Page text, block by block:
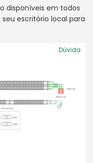
disponíveis em todos
escritório local para
Dúvida